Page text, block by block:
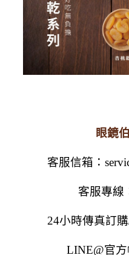
眼鏡
客服信箱：
客服專線
24小時傳真訂
LINE@官方